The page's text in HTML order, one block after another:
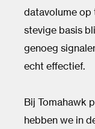
datavolume op
stevige basis
genoeg
echt effectief.
Bij Tomahawk
hebben we in